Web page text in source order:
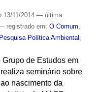
13/11/2014 — última
registrado em: O Comum
Política Ambiental
de Estudos em
seminário sobre
nascimento da